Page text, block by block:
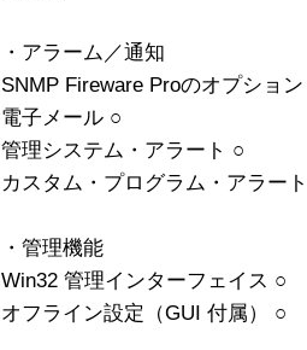
・アラーム／通知
SNMP Fireware Proのオプション
電子メール ○
管理システム・アラート ○
カスタム・プログラム・アラー
・管理機能
Win32 管理インターフェイス ○
オフライン設定（GUI 付属） ○